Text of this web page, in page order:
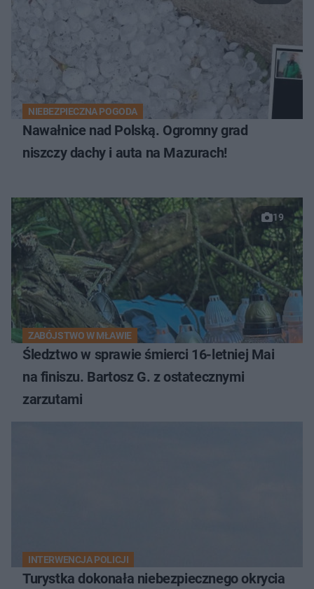
NIEBEZPIECZNA POGODA
Nawałnice nad Polską. Ogromny grad
niszczy dachy i auta na Mazurach!
19
ZABÓJSTWO W MŁAWIE
Śledztwo w sprawie śmierci 16-letniej Mai
na finiszu. Bartosz G. z ostatecznymi
zarzutami
INTERWENCJA POLICJI
Turystka dokonała niebezpiecznego okrycia